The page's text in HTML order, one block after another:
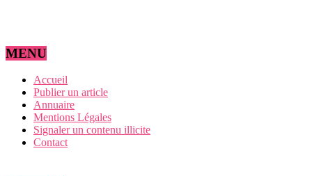
MENU
Accueil
Publier un article
Annuaire
Mentions Légales
Signaler un contenu illicite
Contact